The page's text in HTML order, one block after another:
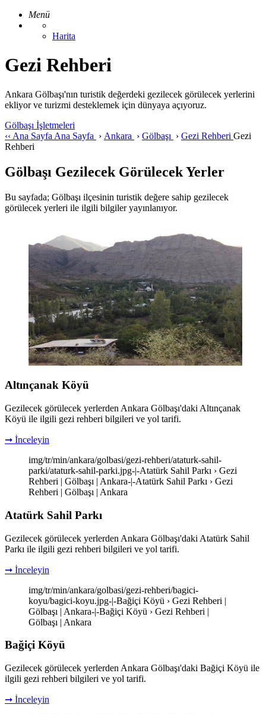
Menü
Harita
Gezi Rehberi
Ankara Gölbaşı'nın turistik değerdeki gezilecek görülecek yerlerini
ekliyor ve turizmi desteklemek için dünyaya açıyoruz.
Gölbaşı İşletmeleri
‹‹ Ana Sayfa Ana Sayfa › Ankara › Gölbaşı › Gezi Rehberi Gezi
Rehberi
Gölbaşı Gezilecek Görülecek Yerler
Bu sayfada; Gölbaşı ilçesinin turistik değere sahip gezilecek
görülecek yerleri ile ilgili bilgiler yayınlanıyor.
Altınçanak Köyü
Gezilecek görülecek yerlerden Ankara Gölbaşı'daki Altınçanak
Köyü ile ilgili gezi rehberi bilgileri ve yol tarifi.
➞ İnceleyin
img/tr/min/ankara/golbasi/gezi-rehberi/ataturk-sahil-
parki/ataturk-sahil-parki.jpg-|-Atatürk Sahil Parkı › Gezi
Rehberi | Gölbaşı | Ankara-|-Atatürk Sahil Parkı › Gezi
Rehberi | Gölbaşı | Ankara
Atatürk Sahil Parkı
Gezilecek görülecek yerlerden Ankara Gölbaşı'daki Atatürk Sahil
Parkı ile ilgili gezi rehberi bilgileri ve yol tarifi.
➞ İnceleyin
img/tr/min/ankara/golbasi/gezi-rehberi/bagici-
koyu/bagici-koyu.jpg-|-Bağiçi Köyü › Gezi Rehberi |
Gölbaşı | Ankara-|-Bağiçi Köyü › Gezi Rehberi |
Gölbaşı | Ankara
Bağiçi Köyü
Gezilecek görülecek yerlerden Ankara Gölbaşı'daki Bağiçi Köyü ile
ilgili gezi rehberi bilgileri ve yol tarifi.
➞ İnceleyin